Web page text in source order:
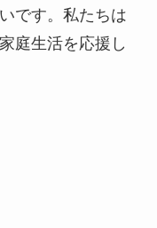
です。私たちは
庭生活を応援し